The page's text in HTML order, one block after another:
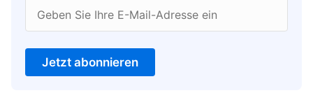
Geben Sie Ihre E-Mail-Adresse ein
Jetzt abonnieren